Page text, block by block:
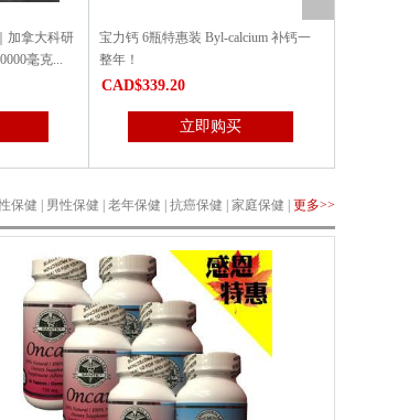
补钙一
抗 癌最佳组合：3瓶安可尔抗 癌素+3
瓶康明抗 癌胶囊（特惠6瓶装)
CAD$530.68
立即购买
保健 男性保健 老年保健 抗癌保健 家庭保健 更多>>